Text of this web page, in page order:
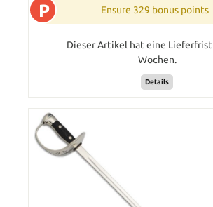
P Ensure 329 bonus points
Dieser Artikel hat eine Lieferfrist
Wochen.
Details